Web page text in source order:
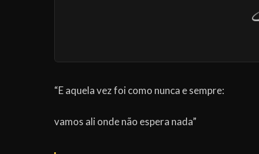
“E aquela vez foi como nunca e sempre:
vamos ali onde não espera nada”